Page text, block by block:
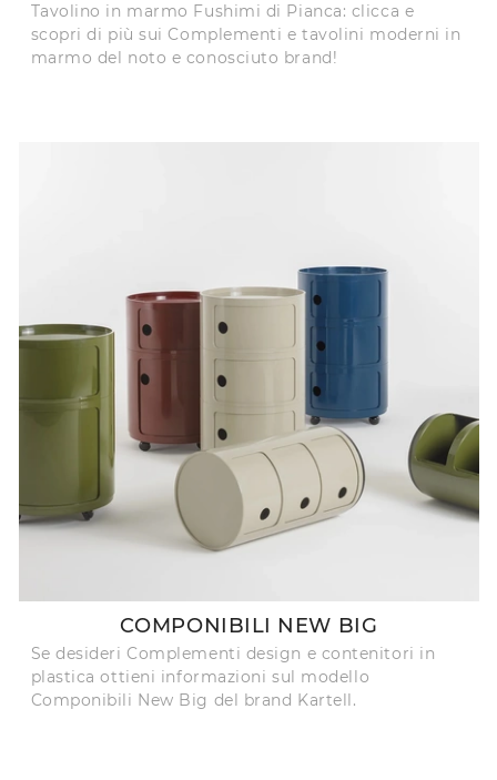
Tavolino in marmo Fushimi di Pianca: clicca e
scopri di più sui Complementi e tavolini moderni in
marmo del noto e conosciuto brand!
COMPONIBILI NEW BIG
Se desideri Complementi design e contenitori in
plastica ottieni informazioni sul modello
Componibili New Big del brand Kartell.